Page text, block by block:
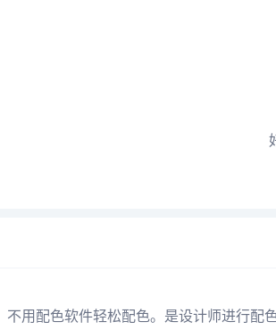
用配色软件轻松配色。是设计师进行配